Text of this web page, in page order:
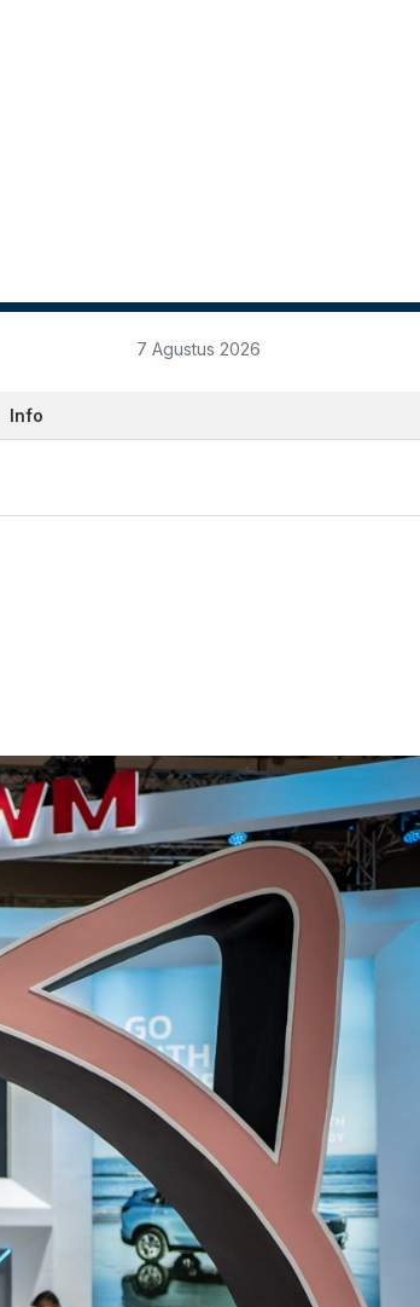
7 Agustus 2026
Info